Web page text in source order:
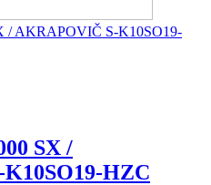
SX /
HZC